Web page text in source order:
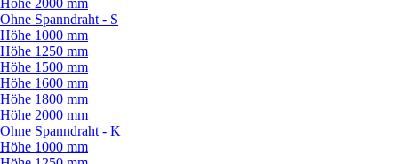
Höhe 2000 mm
Ohne Spanndraht - S
Höhe 1000 mm
Höhe 1250 mm
Höhe 1500 mm
Höhe 1600 mm
Höhe 1800 mm
Höhe 2000 mm
Ohne Spanndraht - K
Höhe 1000 mm